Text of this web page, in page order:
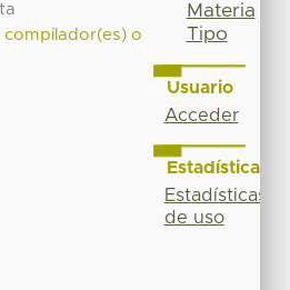
compilador(es) o
Materia
Tipo
Usuario
Acceder
Estadísticas
Estadísticas
de uso